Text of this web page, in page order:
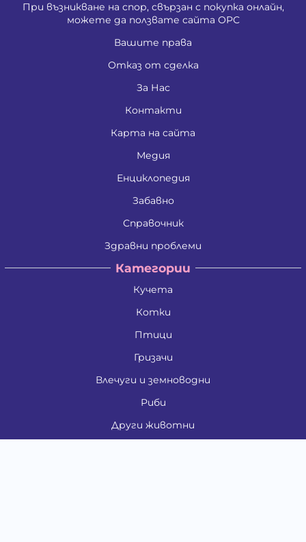
При възникване на спор, свързан с покупка онлайн,
можете да ползвате сайта ОРС
Вашите права
Отказ от сделка
За Нас
Контакти
Карта на сайта
Медия
Енциклопедия
Забавно
Справочник
Здравни проблеми
Категории
Кучета
Котки
Птици
Гризачи
Влечуги и земноводни
Риби
Други животни